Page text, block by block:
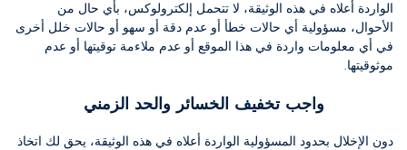
الواردة أعلاه في هذه الوثيقة، لا تتحمل إلكترولوكس، بأي حال من
الأحوال، مسؤولية أي حالات خطأ أو عدم دقة أو سهو أو حالات خلل أخرى
في أي معلومات واردة في هذا الموقع أو عدم ملاءمة توقيتها أو عدم
موثوقيتها.
واجب تخفيف الخسائر والحد الزمني
دون الإخلال بحدود المسؤولية الواردة أعلاه في هذه الوثيقة، يحق لك اتخاذ